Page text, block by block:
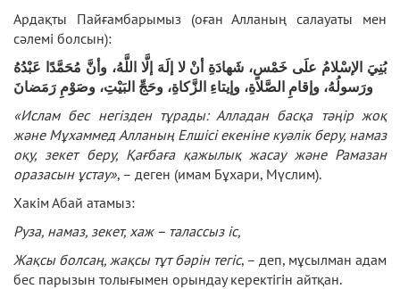
Ардақты Пайғамбарымыз (оған Алланың салауаты мен
сәлемі болсын):
بُنِيَ الإسْلامُ علَى خَمْسٍ، شَهادَةِ أنْ لا إلَهَ إلَّا اللَّهُ، وأنَّ مُحَمَّدًا عَبْدُهُ
ورَسولُهُ، وإقامِ الصَّلاةِ، وإيتاءِ الزَّكاةِ، وحَجِّ البَيْتِ، وصَوْمِ رَمَضانَ
«Ислам бес негізден тұрады: Алладан басқа тәңір жоқ
және Мұхаммед Алланың Елшісі екенінекуәлікберу, намаз
оқу, зекетберу, Қағбаға қажылық жасау жәнеРамазан
оразасын ұстау», – деген (имам Бұхари, Мүслим).
Хакім Абай атамыз:
Руза, намаз, зекет, хаж– талассыз іс,
Жақсы болсаң, жақсытұтбәрінтегіс, – деп, мұсылман адам
бес парызын толығымен орындау керектігін айтқан.